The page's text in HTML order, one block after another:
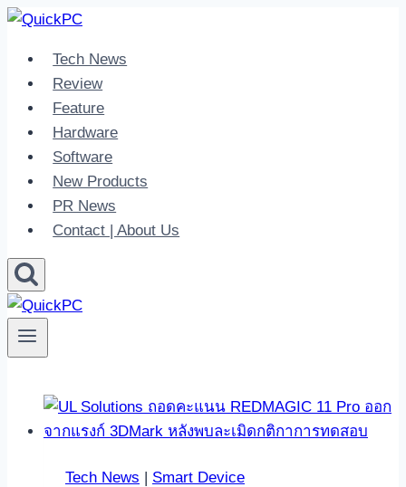
Skip
contentTech News
Review
Feature
Hardware
Software
New Products
PR News
Contact | About Us
Tech News | Smart Device